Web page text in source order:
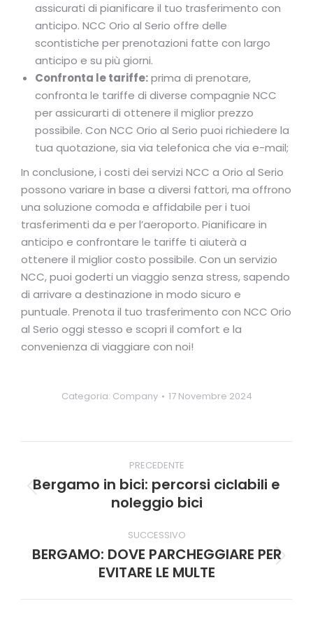
assicurati di pianificare il tuo trasferimento con
anticipo. NCC Orio al Serio offre delle
scontistiche per prenotazioni fatte con largo
anticipo e su più giorni.
Confronta le tariffe:prima di prenotare,
confronta le tariffe di diverse compagnie NCC
per assicurarti di ottenere il miglior prezzo
possibile. Con NCC Orio al Serio puoi richiedere la
tua quotazione, sia via telefonica che via e-mail;
In conclusione, i costi dei servizi NCC a Orio al Serio
possono variare in base a diversi fattori, ma offrono
una soluzione comoda e affidabile per i tuoi
trasferimenti da e per l’aeroporto. Pianificare in
anticipo e confrontare le tariffe ti aiuterà a
ottenere il miglior costo possibile. Con un servizio
NCC, puoi goderti un viaggio senza stress, sapendo
di arrivare a destinazione in modo sicuro e
puntuale. Prenota il tuo trasferimento con NCC Orio
al Serio oggi stesso e scopri il comfort e la
convenienza di viaggiare con noi!
Categoria: Company 17 Novembre 2024
tra
PRECEDENTE
Post
precedente:
Bergamo in bici: percorsi ciclabili e
noleggio bici
SUCCESSIVO
Prossimo
post:
BERGAMO: DOVE PARCHEGGIARE PER
EVITARE LE MULTE